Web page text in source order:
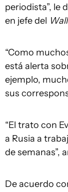
periodista”, le
en jefe del
“Como
está alerta
ejemplo,
sus
“El trato con
a Rusia a
de semanas”,
De acuerdo